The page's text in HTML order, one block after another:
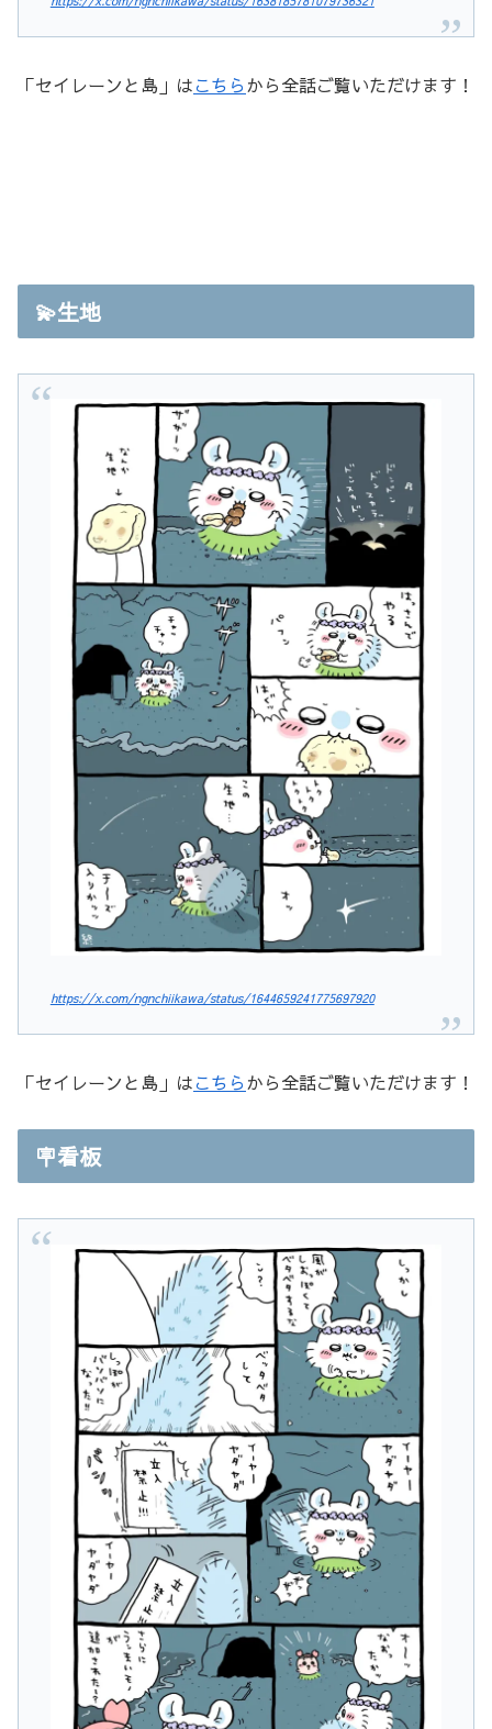
「セイレーンと島」はこちら から全話ご覧いただけます！
💫生地
https://x.com/ngnchiikawa/status/1644659241775697920
「セイレーンと島」はこちら から全話ご覧いただけます！
🪧看板